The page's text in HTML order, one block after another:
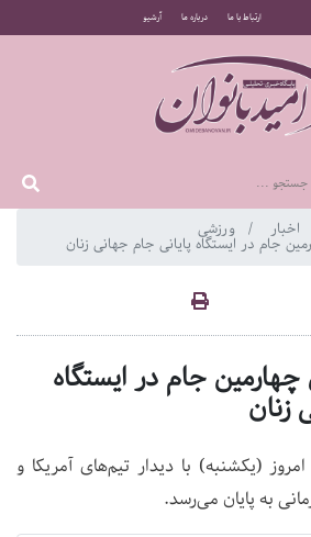
ارتباط با ما درباره ما آرشیو
اخبار ورزشی
جام در ایستگاه پایانی جام جهانی زنان
چهارمین جام در ایستگاه
زنان
(یکشنبه) با دیدار تیم‌های آمریکا و
به پایان می‌رسد.